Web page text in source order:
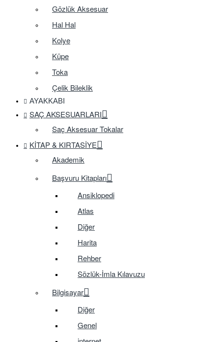
Gözlük Aksesuar
Hal Hal
Kolye
Küpe
Toka
Çelik Bileklik
AYAKKABI
SAÇ AKSESUARLARI
Saç Aksesuar Tokalar
KITAP & KIRTASIYE
Akademik
Başvuru Kitapları
Ansiklopedi
Atlas
Diğer
Harita
Rehber
Sözlük-İmla Kılavuzu
Bilgisayar
Diğer
Genel